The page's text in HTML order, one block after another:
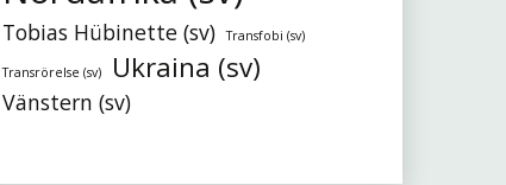
Tobias Hübinette (sv) Transfobi (sv)
Transrörelse (sv) Ukraina (sv)
Vänstern (sv)